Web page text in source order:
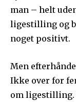
man – helt
ligestilling og
noget positivt.
Men
Ikke over for
om ligestilling.